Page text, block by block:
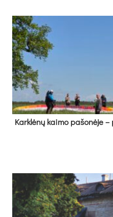
Kark­lė­nų kai­mo pa­šo­nė­je